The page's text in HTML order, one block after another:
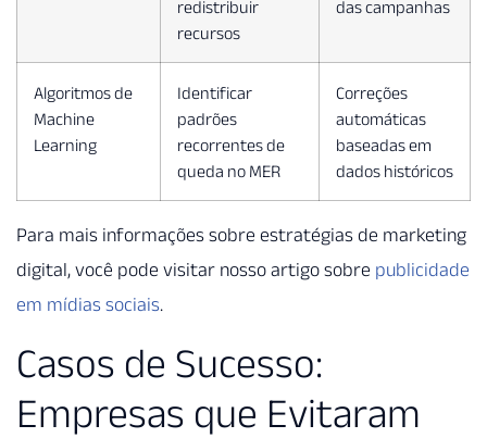
redistribuir
recursos
das campanhas
Algoritmos de
Machine
Learning
Identificar
padrões
recorrentes de
queda no MER
Correções
automáticas
baseadas em
dados históricos
Para mais informações sobre estratégias de marketing
digital, você pode visitar nosso artigo sobre publicidade
em mídias sociais.
Casos de Sucesso:
Empresas que Evitaram